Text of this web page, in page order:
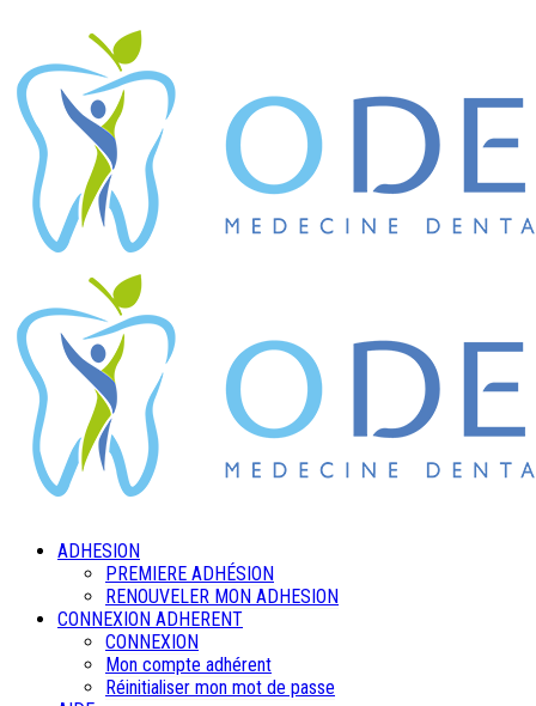
ADHESION
PREMIERE ADHÉSION
RENOUVELER MON ADHESION
CONNEXION ADHERENT
CONNEXION
Mon compte adhérent
Réinitialiser mon mot de passe